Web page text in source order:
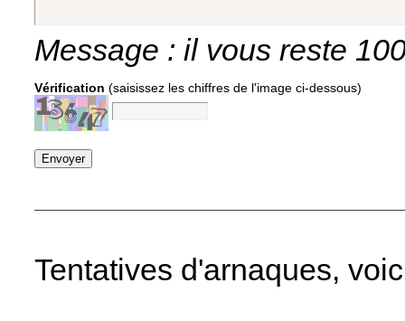
Message : il vous reste
Vérification (saisissez les chiffres de l'image ci-dessous)
Tentatives d'arnaques,